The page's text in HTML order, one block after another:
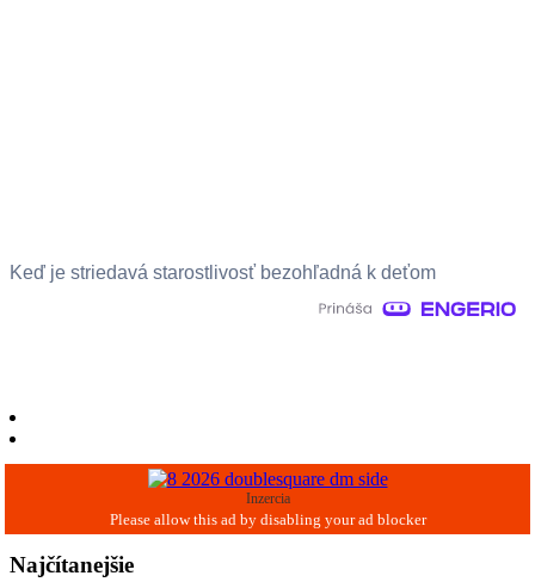
Keď je striedavá starostlivosť bezohľadná k deťom
Inzercia
Najčítanejšie